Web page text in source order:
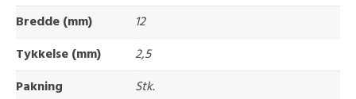
Bredde (mm)
12
Tykkelse (mm)
2,5
Pakning
Stk.